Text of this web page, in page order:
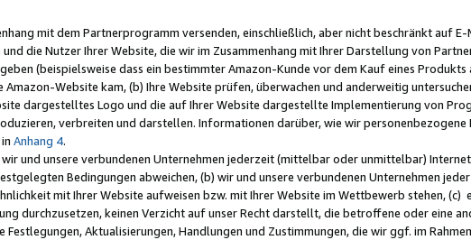
mit dem Partnerprogramm versenden, einschließlich, aber nicht beschränkt auf E-
die Nutzer Ihrer Website, die wir im Zusammenhang mit Ihrer Darstellung von
(beispielsweise dass ein bestimmter Amazon-Kunde vor dem Kauf eines
Website kam, (b) Ihre Website prüfen, überwachen und anderweitig
dargestelltes Logo und die auf Ihrer Website dargestellte Implementierung von
verbreiten und darstellen. Informationen darüber, wie wir
Anhang 4.
und unsere verbundenen Unternehmen jederzeit (mittelbar oder unmittelbar)
Bedingungen abweichen, (b) wir und unsere verbundenen Unternehmen
mit Ihrer Website aufweisen bzw. mit Ihrer Website im Wettbewerb stehen, (c)
durchzusetzen, keinen Verzicht auf unser Recht darstellt, die betroffene oder eine
Aktualisierungen, Handlungen und Zustimmungen, die wir ggf. im